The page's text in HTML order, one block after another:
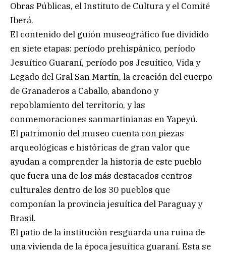
Obras Públicas, el Instituto de Cultura y el Comité
Iberá.
El contenido del guión museográfico fue dividido
en siete etapas: período prehispánico, período
Jesuítico Guaraní, período pos Jesuítico, Vida y
Legado del Gral San Martín, la creación del cuerpo
de Granaderos a Caballo, abandono y
repoblamiento del territorio, y las
conmemoraciones sanmartinianas en Yapeyú.
El patrimonio del museo cuenta con piezas
arqueológicas e históricas de gran valor que
ayudan a comprender la historia de este pueblo
que fuera una de los más destacados centros
culturales dentro de los 30 pueblos que
componían la provincia jesuítica del Paraguay y
Brasil.
El patio de la institución resguarda una ruina de
una vivienda de la época jesuítica guaraní. Esta se